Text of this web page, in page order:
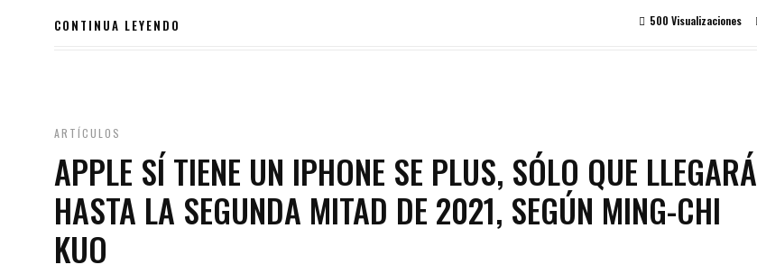
CONTINUA LEYENDO 500 Visualizaciones
ARTÍCULOS
APPLE SÍ TIENE UN IPHONE SE PLUS, SÓLO QUE LLEGARÁ
HASTA LA SEGUNDA MITAD DE 2021, SEGÚN MING-CHI
KUO